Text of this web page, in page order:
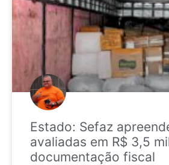
Estado: Sefaz
avaliadas em R$ 3,5
documentação fiscal